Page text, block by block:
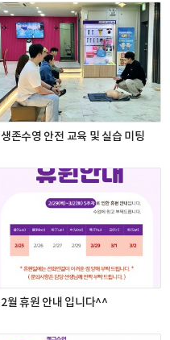
생존수영 안전 교육 및 실습 미팅
2월 휴원 안내 입니다^^